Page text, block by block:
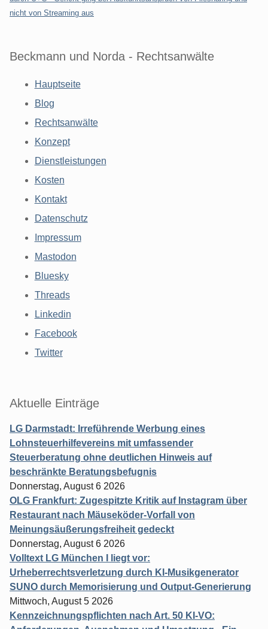
nicht von Streaming aus
Beckmann und Norda - Rechtsanwälte
Hauptseite
Blog
Rechtsanwälte
Konzept
Dienstleistungen
Kosten
Kontakt
Datenschutz
Impressum
Mastodon
Bluesky
Threads
Linkedin
Facebook
Twitter
Aktuelle Einträge
LG Darmstadt: Irreführende Werbung eines
Lohnsteuerhilfevereins mit umfassender
Steuerberatung ohne deutlichen Hinweis auf
beschränkte Beratungsbefugnis
Donnerstag, August 6 2026
OLG Frankfurt: Zugespitzte Kritik auf Instagram über
Restaurant nach Mäuseköder-Vorfall von
Meinungsäußerungsfreiheit gedeckt
Donnerstag, August 6 2026
Volltext LG München I liegt vor:
Urheberrechtsverletzung durch KI-Musikgenerator
SUNO durch Memorisierung und Output-Generierung
Mittwoch, August 5 2026
Kennzeichnungspflichten nach Art. 50 KI-VO: